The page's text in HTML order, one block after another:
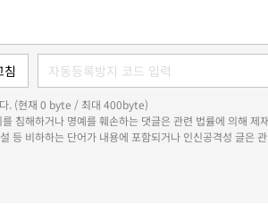
. (현재 0 byte / 최대 400byte)
침해하거나 명예를 훼손하는 댓글은 관련 법률에 의해 제
등 비하하는 단어가 내용에 포함되거나 인신공격성 글은